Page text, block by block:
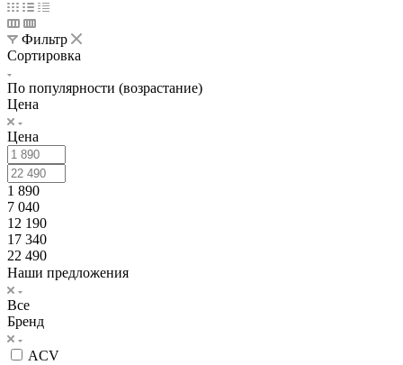
Фильтр
Сортировка
По популярности (возрастание)
Цена
Цена
1 890
7 040
12 190
17 340
22 490
Наши предложения
Все
Бренд
ACV